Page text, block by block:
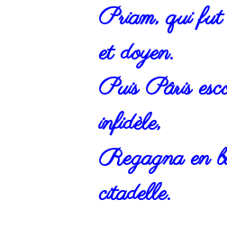
Priam, qui fut
et doyen.
Puis Pâris
infidèle,
Regagna en
citadelle.